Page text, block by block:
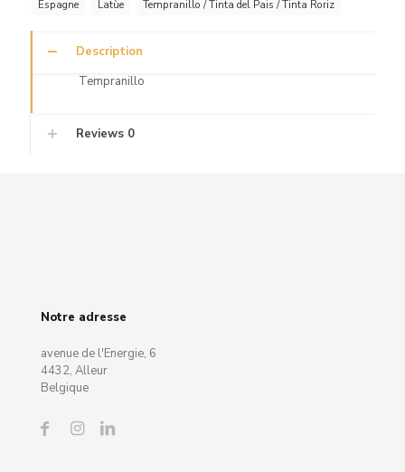
Espagne Latùe Tempranillo / Tinta del Pais / Tinta Roriz
Description
Tempranillo
Reviews 0
Notre adresse
avenue de l'Energie, 6
4432, Alleur
Belgique